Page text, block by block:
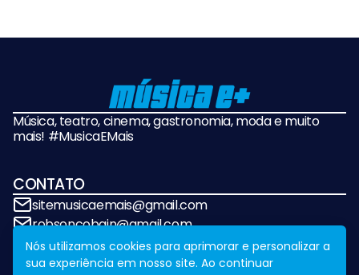
Música, teatro, cinema, gastronomia, moda e muito
mais! #MusicaEMais
CONTATO
sitemusicaemais@gmail.com
robsoncobain@gmail.com
Nós utilizamos cookies para aprimorar e personalizar a
sua experiência em nosso site. Ao continuar